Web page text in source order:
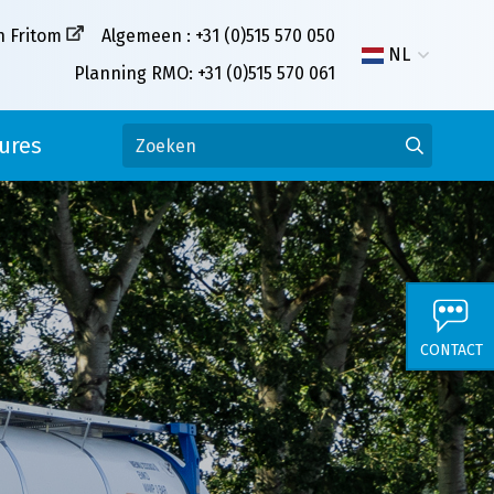
Fritom
Algemeen : +31 (0)515 570 050
Planning RMO: +31 (0)515 570 061
NL
CONTACT